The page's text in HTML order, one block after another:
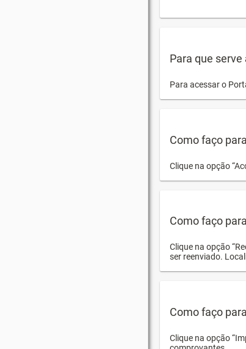
Para que
Para acessar o
Como faço
Clique na opção
Como faço
Clique na opção
ser reenviado.
Como faço
Clique na opção